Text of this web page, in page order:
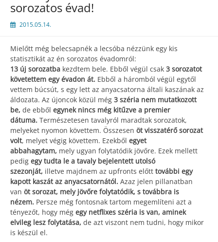
sorozatos évad!
2015.05.14.
Mielőtt még belecsapnék a lecsóba nézzünk egy kis
statisztikát az én sorozatos évadomról:
13 új sorozatba kezdtem bele. Ebből végül csak 3 sorozatot
követettem egy évadon át. Ebből a háromból végül egytől
vettem búcsút, s egy lett az anyacsatorna általi kaszának az
áldozata. Az újoncok közül még 3 széria nem mutatkozott
be, de ebből egynek nincs még kitűzve a premier
dátuma. Természetesen tavalyról maradtak sorozatok,
melyeket nyomon követtem. Összesen öt visszatérő sorozat
volt, melyet végig követtem. Ezekből egyet
abbahagytam, mely ugyan folytatódik jövőre. Ezek mellett
pedig egy tudta le a tavaly bejelentett utolsó
szezonját, illetve majdnem az upfronts előtt további egy
kapott kaszát az anyacsatornától. Azaz jelen pillanatban
van öt sorozat, mely jövőre folytatódik, s továbbra is
nézem. Persze még fontosnak tartom megemlíteni azt a
tényezőt, hogy még egy netflixes széria is van, aminek
elvileg lesz folytatása, de azt viszont nem tudni, hogy mikor
is készül el.